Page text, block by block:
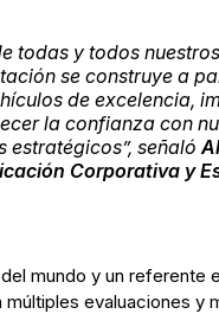
todas y todos nuestros
se construye a
de excelencia,
la confianza con
estratégicos”, señaló
Corporativa y
mundo y un referente
evaluaciones y